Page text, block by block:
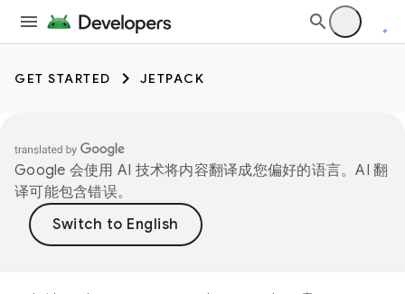
GET STARTED JETPACK
Google 会使用 AI 技术将内容翻译成您偏好的语言。AI 翻
译可能包含错误。